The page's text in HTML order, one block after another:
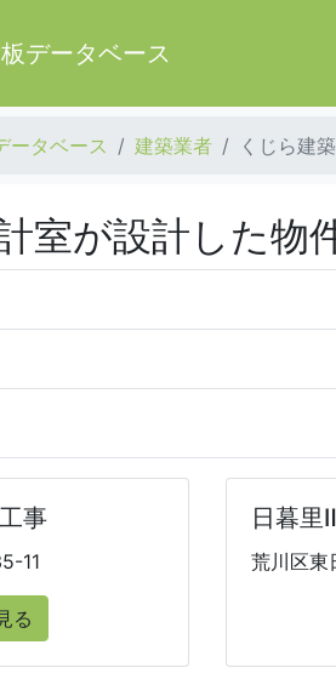
データベース
ータベース 建築業者 くじら建
室が設計した物
事
11
る
日暮里
荒川区東